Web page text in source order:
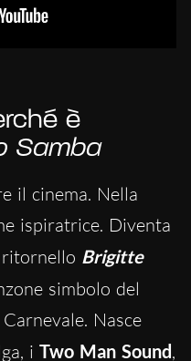
è
Samba
il cinema. Nella
ispiratrice. Diventa
Brigitte
simbolo del
Nasce
i Two Man Sound,